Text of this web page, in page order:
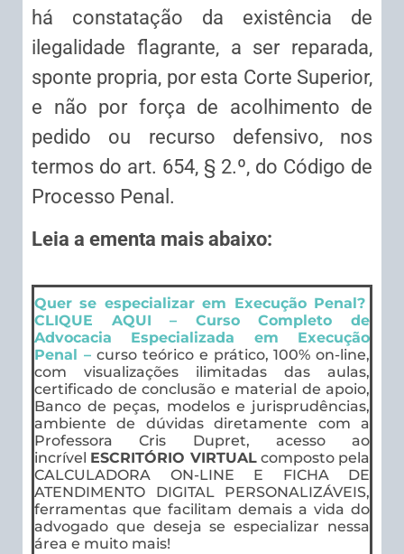
há constatação da existência de
ilegalidade flagrante, a ser reparada,
sponte propria, por esta Corte Superior,
e não por força de acolhimento de
pedido ou recurso defensivo, nos
termos do art. 654, § 2.º, do Código de
Processo Penal.
Leia a ementa mais abaixo:
Quer se especializar em Execução Penal?
CLIQUE AQUI – Curso Completo de
Advocacia Especializada em Execução
Penal –curso teórico e prático, 100% on-line,
com visualizações ilimitadas das aulas,
certificado de conclusão e material de apoio,
Banco de peças, modelos e jurisprudências,
ambiente de dúvidas diretamente com a
Professora Cris Dupret, acesso ao
incrível ESCRITÓRIO VIRTUALcomposto pela
CALCULADORA ON-LINE E FICHA DE
ATENDIMENTO DIGITAL PERSONALIZÁVEIS,
ferramentas que facilitam demais a vida do
advogado que deseja se especializar nessa
área e muito mais!